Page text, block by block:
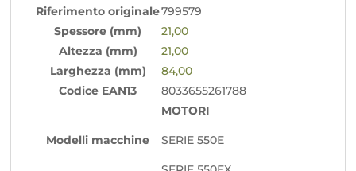
Riferimento originale799579
Spessore (mm)
21,00
Altezza (mm)
21,00
Larghezza (mm)
84,00
Codice EAN13
8033655261788
Modelli macchine
MOTORI
SERIE 550E